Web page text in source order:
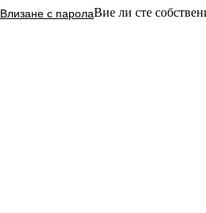
Влизане с паролаВие ли сте